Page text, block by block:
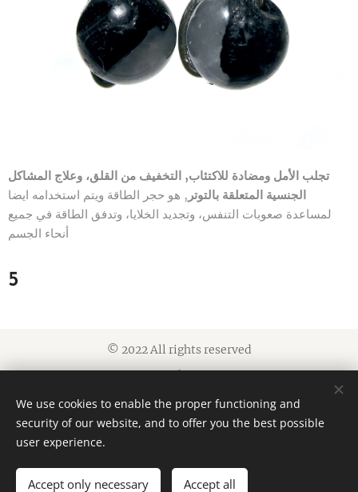
تجلب الأمل ومضادة للاكتئاب, التخفيف من القلق، وعلاج المشاكل
الجنسية المتعلقة بالتوتر , هو حجر الطاقة ويتم استخدامه ايضا
لمساعدة صعوبات التنفس، وتجديد الخلايا، وتدفق الطاقة في جميع
أنحاء الجسم
5
ADD TO CART
© 2022 All rights reserved
Cookies
Languages
American English
العربية
We use cookies to enable the proper functioning and
security of our website, and to offer you the best possible
user experience.
Accept only necessary Accept all